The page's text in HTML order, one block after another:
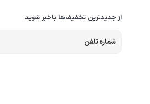
از جدیدترین تخفیف‌ها باخبر شوید